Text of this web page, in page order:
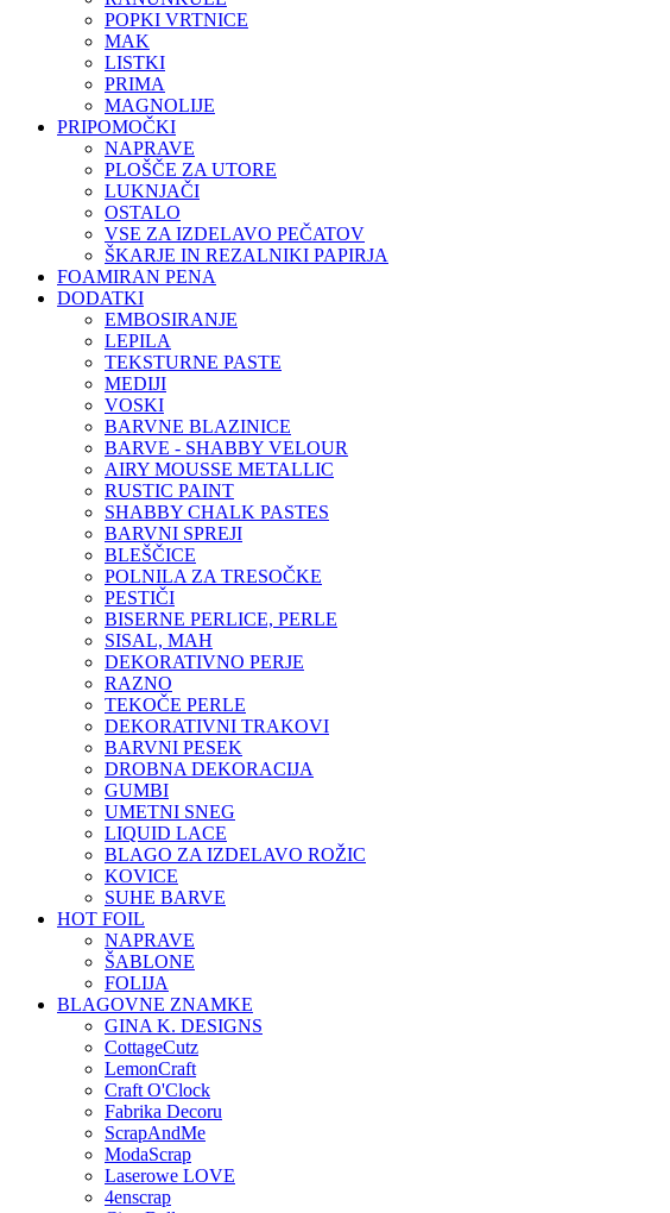
POPKI VRTNICE
MAK
LISTKI
PRIMA
MAGNOLIJE
PRIPOMOČKI
NAPRAVE
PLOŠČE ZA UTORE
LUKNJAČI
OSTALO
VSE ZA IZDELAVO PEČATOV
ŠKARJE IN REZALNIKI PAPIRJA
FOAMIRAN PENA
DODATKI
EMBOSIRANJE
LEPILA
TEKSTURNE PASTE
MEDIJI
VOSKI
BARVNE BLAZINICE
BARVE - SHABBY VELOUR
AIRY MOUSSE METALLIC
RUSTIC PAINT
SHABBY CHALK PASTES
BARVNI SPREJI
BLEŠČICE
POLNILA ZA TRESOČKE
PESTIČI
BISERNE PERLICE, PERLE
SISAL, MAH
DEKORATIVNO PERJE
RAZNO
TEKOČE PERLE
DEKORATIVNI TRAKOVI
BARVNI PESEK
DROBNA DEKORACIJA
GUMBI
UMETNI SNEG
LIQUID LACE
BLAGO ZA IZDELAVO ROŽIC
KOVICE
SUHE BARVE
HOT FOIL
NAPRAVE
ŠABLONE
FOLIJA
BLAGOVNE ZNAMKE
GINA K. DESIGNS
CottageCutz
LemonCraft
Craft O'Clock
Fabrika Decoru
ScrapAndMe
ModaScrap
Laserowe LOVE
4enscrap